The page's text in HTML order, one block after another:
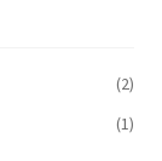
(2)
(1)